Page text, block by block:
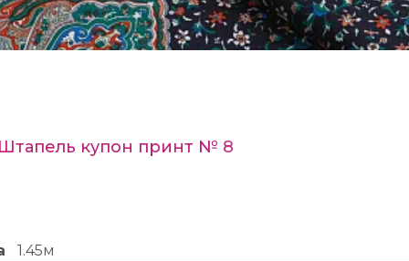
купон принт № 8
1.45м